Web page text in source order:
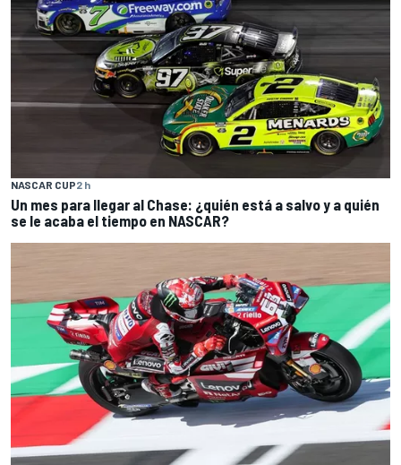
NASCAR CUP2 h
Un mes para llegar al Chase: ¿quién está a salvo y a quién
se le acaba el tiempo en NASCAR?